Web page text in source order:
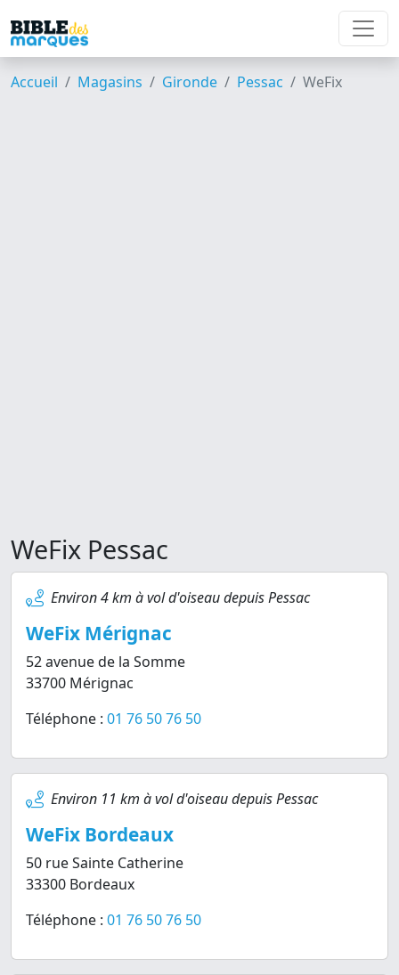
Accueil Magasins Gironde Pessac WeFix
WeFix Pessac
Environ 4 km à vol d'oiseau depuis Pessac
WeFix Mérignac
52 avenue de la Somme
33700 Mérignac
Téléphone : 01 76 50 76 50
Environ 11 km à vol d'oiseau depuis Pessac
WeFix Bordeaux
50 rue Sainte Catherine
33300 Bordeaux
Téléphone : 01 76 50 76 50